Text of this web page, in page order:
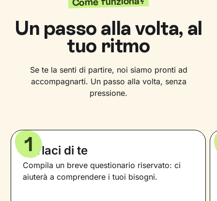
Un passo alla volta, al
tuo ritmo
Se te la senti di partire, noi siamo pronti ad
accompagnarti. Un passo alla volta, senza
pressione.
Parlaci di te
Compila un breve questionario riservato: ci
aiuterà a comprendere i tuoi bisogni.
1